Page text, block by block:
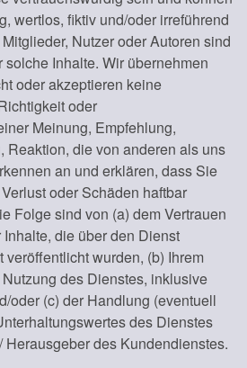
wertlos, fiktiv und/oder irreführend
Nutzer oder Autoren sind
Inhalte. Wir übernehmen
oder akzeptieren keine
oder
Meinung, Empfehlung,
Reaktion, die von anderen als uns
an und erklären, dass Sie
oder Schäden haftbar
Folge sind von (a) dem Vertrauen
die über den Dienst
veröffentlicht wurden, (b) Ihrem
des Dienstes, inklusive
oder (c) der Handlung (eventuell
des Dienstes
Herausgeber des Kundendienstes.